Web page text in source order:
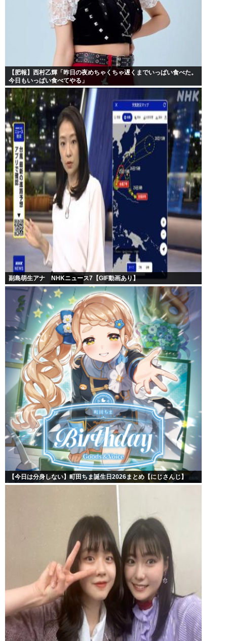
【肥報】西村乙輝「昨日の夜めちゃくちゃ遅くまでいっぱい食べた。
今日もいっぱい食べてやる」
副島萌生アナ NHKニュース7【GIF動画あり】
【今日は分身しない】町田ちま誕生日2026まとめ【にじさんじ】